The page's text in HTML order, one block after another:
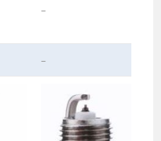
–
–